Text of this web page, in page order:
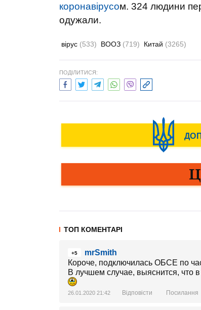
коронавірусом. 324 людини
одужали.
вірус (533) ВООЗ (719) Китай (3265)
ПОДІЛИТИСЯ:
ТОП КОМЕНТАРІ
+5
mrSmith
Короче, подключилась ОБСЕ по
В лучшем случае, выяснится, что
26.01.2020 21:42 Відповісти Посилання